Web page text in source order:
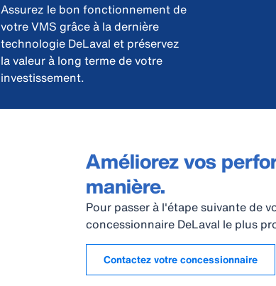
Assurez le bon fonctionnement de
votre VMS grâce à la dernière
technologie DeLaval et préservez
la valeur à long terme de votre
investissement.
Améliorez vos
manière.
Pour passer à l'étape suivante de
concessionnaire DeLaval le plus
Contactez votre concessionnaire